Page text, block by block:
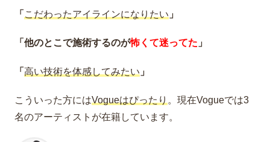
「 こだわったアイラインになりたい 」
「他のとこで施術するのが怖くて迷ってた 」
「 高い技術を体感してみたい 」
こういった方にはVogueはぴったり 。現在Vogueでは3
名のアーティストが在籍しています。